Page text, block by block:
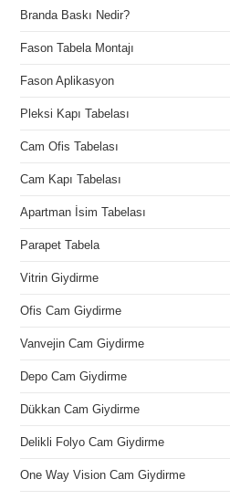
Branda Baskı Nedir?
Fason Tabela Montajı
Fason Aplikasyon
Pleksi Kapı Tabelası
Cam Ofis Tabelası
Cam Kapı Tabelası
Apartman İsim Tabelası
Parapet Tabela
Vitrin Giydirme
Ofis Cam Giydirme
Vanvejin Cam Giydirme
Depo Cam Giydirme
Dükkan Cam Giydirme
Delikli Folyo Cam Giydirme
One Way Vision Cam Giydirme